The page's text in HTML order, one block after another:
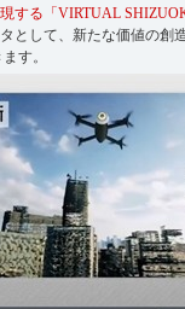
する「VIRTUAL
として、新たな価値の創
す。